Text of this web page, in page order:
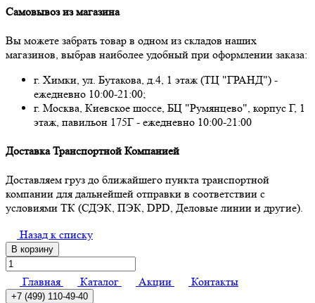
Самовывоз из магазина
Вы можете забрать товар в одном из складов наших
магазинов, выбрав наиболее удобный при оформлении заказа:
г. Химки, ул. Бутакова, д.4, 1 этаж (ТЦ "ГРАНД") -
ежедневно 10:00-21:00;
г. Москва, Киевское шоссе, БЦ "Румянцево", корпус Г, 1
этаж, павильон 175Г - ежедневно 10:00-21:00
Доставка Транспортной Компанией
Доставляем груз до ближайшего пункта транспортной
компании для дальнейшей отправки в соответствии с
условиями ТК (СДЭК, ПЭК, DPD, Деловые линии и другие).
Назад к списку
В корзину
Главная Каталог Акции Контакты
+7 (499) 110-49-40